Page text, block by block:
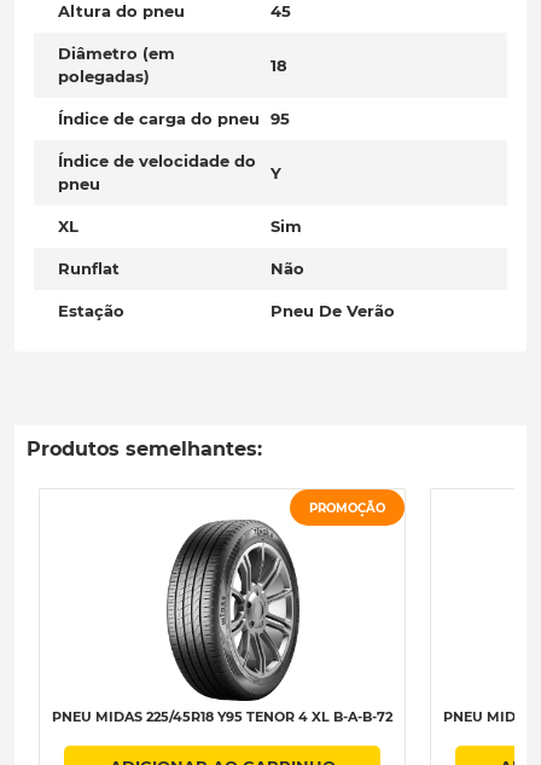
Altura do pneu 45
Diâmetro (em
polegadas)
18
Índice de carga do pneu 95
Índice de velocidade do
pneu
Y
XL Sim
Runflat Não
Estação Pneu De Verão
Produtos semelhantes:
PROMOÇÃO
PNEU MIDAS 225/45R18 Y95 TENOR 4 XL B-A-B-72 PNEU MIDAS